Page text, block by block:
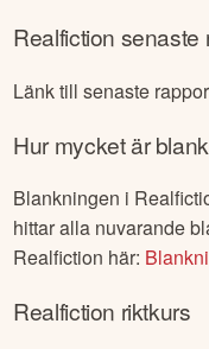
Realfiction senaste
Länk till senaste
Hur mycket är
Blankningen i
hittar alla nuvarande
Realfiction här:
Realfiction riktkurs